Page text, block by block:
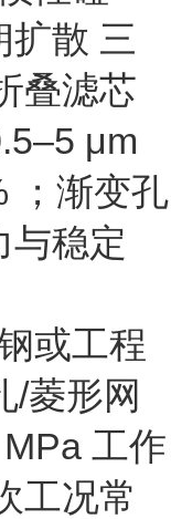
扩散 三
叠滤芯
μm
；渐变孔
与稳定
或工程
/菱形网
工作
工况常